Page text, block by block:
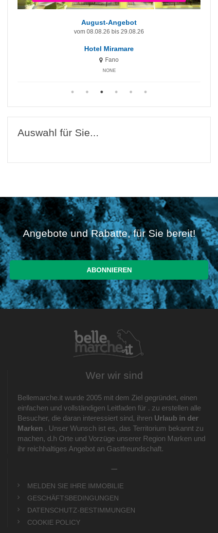
August-Angebot
vom 08.08.26 bis 29.08.26
Hotel Miramare
Fano
NONE
Auswahl für Sie...
Angebote und Rabatte, für Sie bereit!
Wer wir sind
Bellemarche.it wurde 2005 mit dem Ziel gegründet, einen
einfachen und vollständigen Leitfaden für . zu erstellen alle
Besucher, die daran interessiert sind, ihren Urlaub in der
Marken . Unser Wunsch ist es, das Territorium bekannt zu
machen, d.h Orte und Vorzüge unserer Region Marken und
ihr reichhaltiges Angebot an Gastfreundschaft.
MELDEN SIE IHRE IMMOBILIE
GESCHÄFTSBEDINGUNGEN
DATENSCHUTZ-BESTIMMUNGEN
COOKIE POLICY